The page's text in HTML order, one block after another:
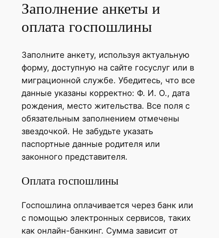
Заполнение анкеты и
оплата госпошлины
Заполните анкету, используя актуальную
форму, доступную на сайте госуслуг или в
миграционной службе. Убедитесь, что все
данные указаны корректно: Ф. И. О., дата
рождения, место жительства. Все поля с
обязательным заполнением отмечены
звездочкой. Не забудьте указать
паспортные данные родителя или
законного представителя.
Оплата госпошлины
Госпошлина оплачивается через банк или
с помощью электронных сервисов, таких
как онлайн-банкинг. Сумма зависит от